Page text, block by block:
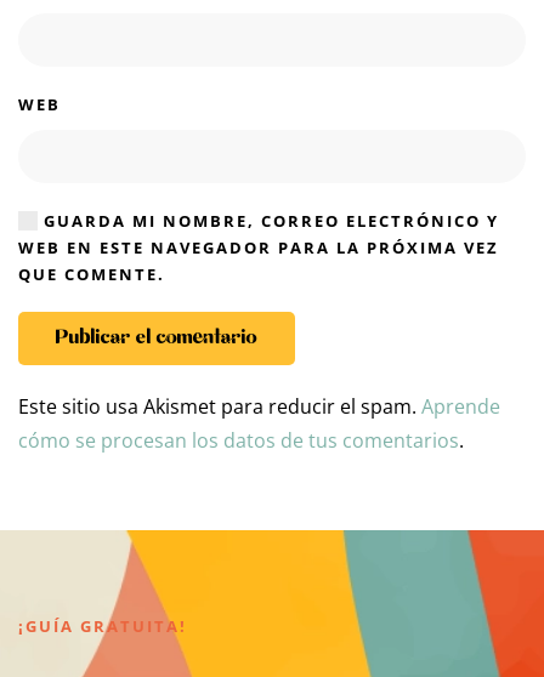
WEB
GUARDA MI NOMBRE, CORREO ELECTRÓNICO Y
WEB EN ESTE NAVEGADOR PARA LA PRÓXIMA VEZ
QUE COMENTE.
Publicar el comentario
Este sitio usa Akismet para reducir el spam. Aprende
cómo se procesan los datos de tus comentarios.
¡GUÍA GRATUITA!